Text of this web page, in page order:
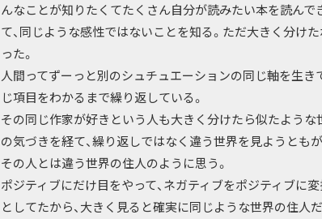
んなことが知りたくてたくさん自分が読みたい本を読んで
て、同じような感性ではないことを知る。ただ大きく分け
った。
人間ってずーっと別のシュチュエーションの同じ軸を生き
じ項目をわかるまで繰り返している。
その同じ作家が好きという人も大きく分けたら似たような
の気づきを経て、繰り返しではなく違う世界を見ようとも
その人とは違う世界の住人のように思う。
ポジティブにだけ目をやって、ネガティブをポジティブに
としてたから、大きく見ると確実に同じような世界の住人